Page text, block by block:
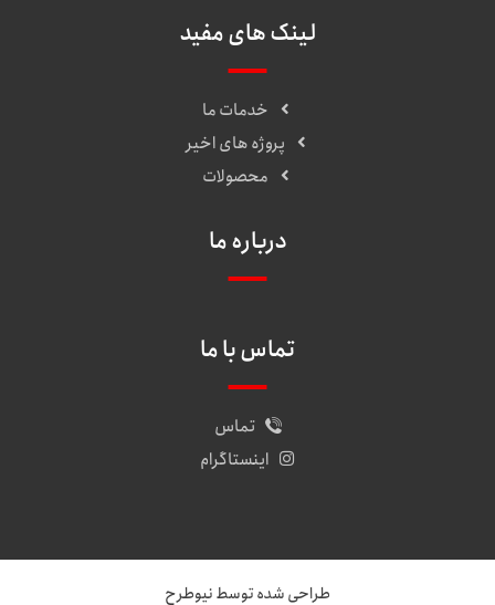
لینک های مفید
خدمات ما
پروژه های اخیر
محصولات
درباره ما
تماس با ما
تماس
اینستاگرام
طراحی شده توسط نیوطرح